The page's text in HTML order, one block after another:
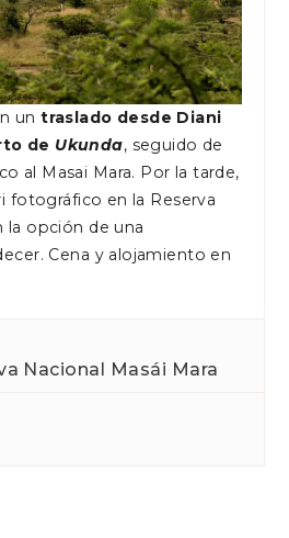
untraslado desde Diani
de Ukunda, seguido de
al Masai Mara. Por la tarde,
fotográfico en la Reserva
la opción de una
Cena y alojamiento en
Nacional Masái Mara